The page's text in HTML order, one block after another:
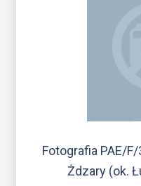
Fotografia PAE/
Żdzary (ok.